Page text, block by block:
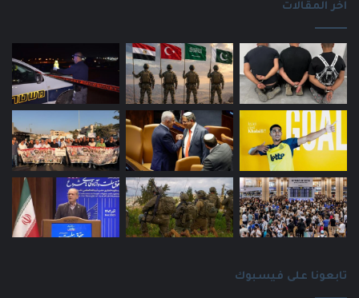
اخر المقالات
تابعونا على فيسبوك